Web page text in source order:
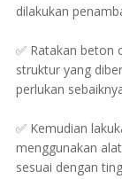
dilakukan
✅ Ratakan beton
struktur yang
perlukan
✅ Kemudian
menggunakan
sesuai dengan